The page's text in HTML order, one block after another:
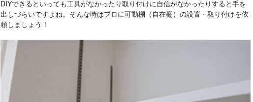
DIYできるといっても工具がなかったり取り付けに自信がなかったりすると手を
出しづらいですよね。そんな時はプロに可動棚（自在棚）の設置・取り付けを依
頼しましょう！